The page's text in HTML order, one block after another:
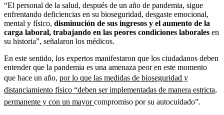
“El personal de la salud, después de un año de pandemia, sigue
enfrentando deficiencias en su bioseguridad, desgaste emocional,
mental y físico, disminución de sus ingresos y el aumento de la
carga laboral, trabajando en las peores condiciones laborales en
su historia”, señalaron los médicos.
En este sentido, los expertos manifestaron que los ciudadanos deben
entender que la pandemia es una amenaza peor en este momento
que hace un año, por lo que las medidas de bioseguridad y
distanciamiento físico “deben ser implementadas de manera estricta,
permanente y con un mayorcompromiso por su autocuidado”.